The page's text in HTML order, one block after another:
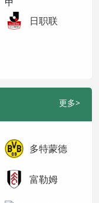
日职联
更多>
多特蒙德
富勒姆